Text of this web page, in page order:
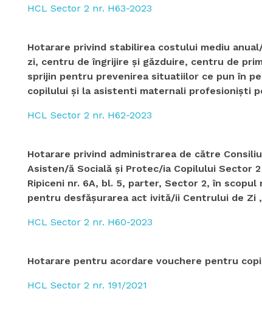
HCL Sector 2 nr. H63-2023
Hotarare privind stabilirea costului mediu
zi, centru de îngrijire şi găzduire, centru de
sprijin pentru prevenirea situatiilor ce pun în
copilului şi la asistenti maternali profesionişti
HCL Sector 2 nr. H62-2023
Hotarare privind administrarea de către
Asisten/ă Socială şi Protec/ia Copilului Sector
Ripiceni nr. 6A, bl. 5, parter, Sector 2, în
pentru desfăşurarea act ivită/ii Centrului de Zi
HCL Sector 2 nr. H60-2023
Hotarare pentru acordare vouchere pentru
HCL Sector 2 nr. 191/2021